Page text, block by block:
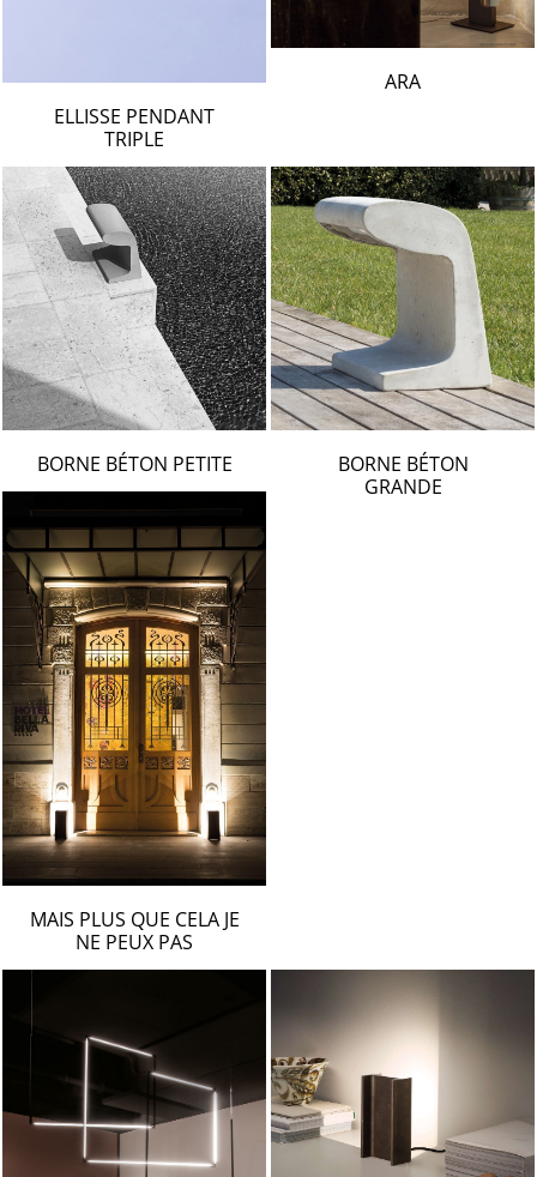
LAMBERT & FILS
ROGER PRADIER
CATELLANI & SMITH
TOBIAS GRAU
GROK
ARA
ELLISSE PENDANT
TRIPLE
BORNE BÉTON
GRANDE
BORNE BÉTON PETITE
MAIS PLUS QUE CELA JE
NE PEUX PAS